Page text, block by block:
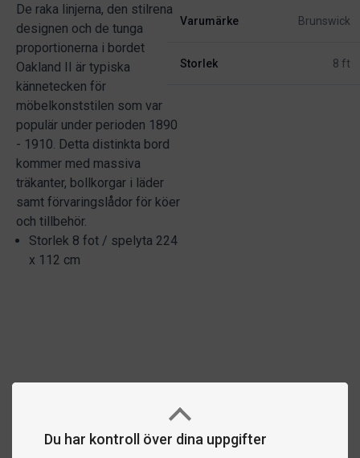
Du har kontroll över dina uppgifter
De raka linjerna, den stilrena
designen och de tunga
proportionerna i bordet
Oakland II är typiska
kännetecken för
möbelkonststilen som var
populär under perioden 1890
- 1910. Detta distinkta bord
kommer med massiva
träkanter, bollkorgar i läder
samt förvaringslådor för köer
och tillbehör.
Storlek 8 fot / spelyta 224
x 112 cm
Varumärke Brunswick
Storlek 8 ft